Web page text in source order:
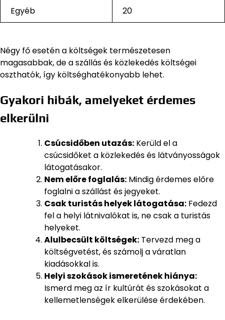
Egyéb
20
Négy fő esetén a költségek természetesen
magasabbak, de a szállás és közlekedés költségei
oszthatók, így költséghatékonyabb lehet.
Gyakori hibák, amelyeket érdemes
elkerülni
Csúcsidőben utazás: Kerüld el a
csúcsidőket a közlekedés és látványosságok
látogatásakor.
Nem előre foglalás: Mindig érdemes előre
foglalni a szállást és jegyeket.
Csak turistás helyek látogatása: Fedezd
fel a helyi látnivalókat is, ne csak a turistás
helyeket.
Alulbecsült költségek: Tervezd meg a
költségvetést, és számolj a váratlan
kiadásokkal is.
Helyi szokások ismeretének hiánya:
Ismerd meg az ír kultúrát és szokásokat a
kellemetlenségek elkerülése érdekében.